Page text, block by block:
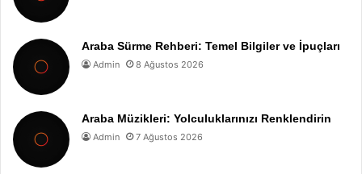
Araba Sürme Rehberi: Temel Bilgiler ve İpuçları
Admin 8 Ağustos 2026
Araba Müzikleri: Yolculuklarınızı Renklendirin
Admin 7 Ağustos 2026